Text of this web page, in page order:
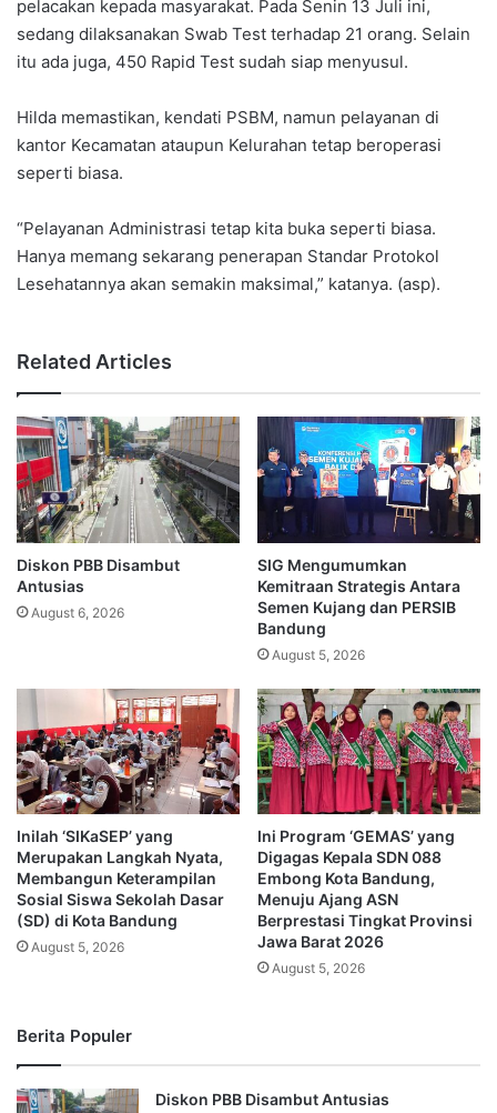
pelacakan kepada masyarakat. Pada Senin 13 Juli ini,
sedang dilaksanakan Swab Test terhadap 21 orang. Selain
itu ada juga, 450 Rapid Test sudah siap menyusul.
Hilda memastikan, kendati PSBM, namun pelayanan di
kantor Kecamatan ataupun Kelurahan tetap beroperasi
seperti biasa.
“Pelayanan Administrasi tetap kita buka seperti biasa.
Hanya memang sekarang penerapan Standar Protokol
Lesehatannya akan semakin maksimal,” katanya. (asp).
Related Articles
Diskon PBB Disambut
Antusias
August 6, 2026
SIG Mengumumkan
Kemitraan Strategis Antara
Semen Kujang dan PERSIB
Bandung
August 5, 2026
Inilah ‘SIKaSEP’ yang
Merupakan Langkah Nyata,
Membangun Keterampilan
Sosial Siswa Sekolah Dasar
(SD) di Kota Bandung
August 5, 2026
Ini Program ‘GEMAS’ yang
Digagas Kepala SDN 088
Embong Kota Bandung,
Menuju Ajang ASN
Berprestasi Tingkat Provinsi
Jawa Barat 2026
August 5, 2026
Berita Populer
Diskon PBB Disambut Antusias